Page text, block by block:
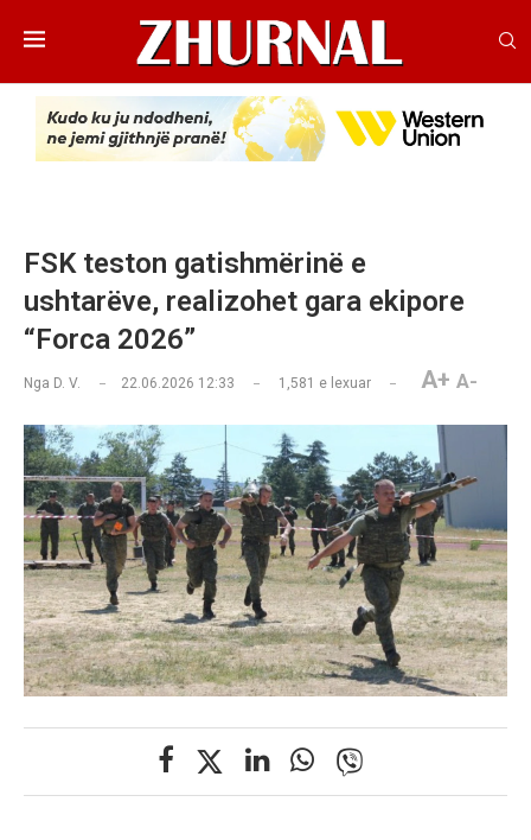
​FSK teston gatishmërinë e
ushtarëve, realizohet gara ekipore
“Forca 2026”
Nga D. V. 22.06.2026 12:33 1,581 e lexuar A+ A-